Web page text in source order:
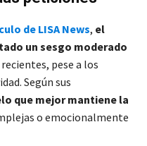
de LISA News, el
un sesgo moderado
pese a los
Según sus
que mejor mantiene la
o emocionalmente